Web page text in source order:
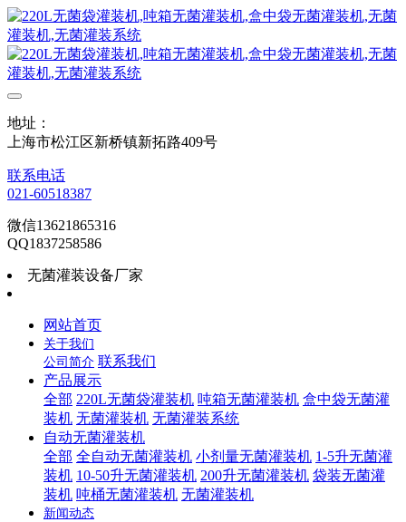
地址：
上海市松江区新桥镇新拓路409号
联系电话
021-60518387
微信13621865316
QQ1837258586
无菌灌装设备厂家
网站首页
关于我们
公司简介 联系我们
产品展示
全部 220L无菌袋灌装机 吨箱无菌灌装机 盒中袋无菌灌
装机 无菌灌装机 无菌灌装系统
自动无菌灌装机
全部 全自动无菌灌装机 小剂量无菌灌装机 1-5升无菌灌
装机 10-50升无菌灌装机 200升无菌灌装机 袋装无菌灌
装机 吨桶无菌灌装机 无菌灌装机
新闻动态